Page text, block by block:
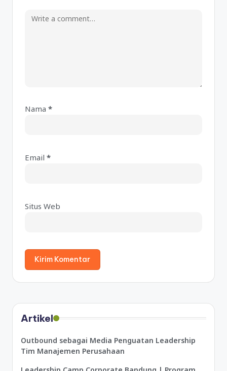
Nama *
Email *
Situs Web
r
v
Artikel
Outbound sebagai Media Penguatan Leadership
Tim Manajemen Perusahaan